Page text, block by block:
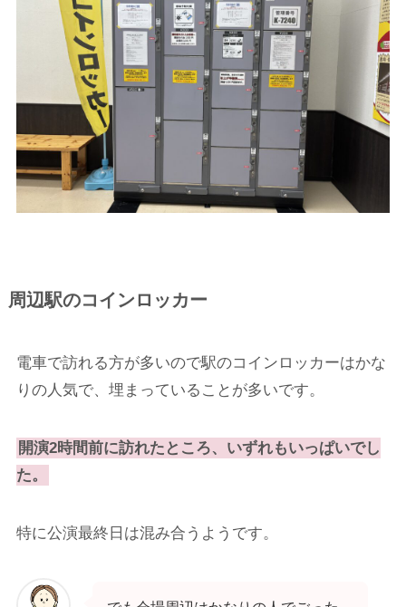
周辺駅のコインロッカー
電車で訪れる方が多いので駅のコインロッカーはかな
りの人気で、埋まっていることが多いです。
開演2時間前に訪れたところ、いずれもいっぱいでし
た。
特に公演最終日は混み合うようです。